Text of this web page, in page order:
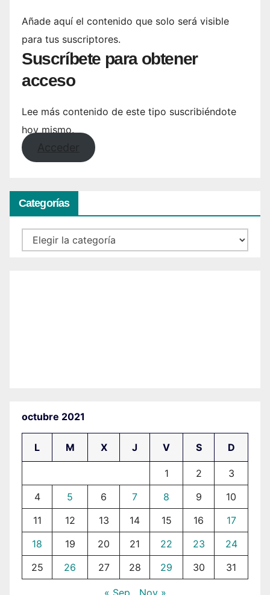
Añade aquí el contenido que solo será visible
para tus suscriptores.
Suscríbete para obtener
acceso
Lee más contenido de este tipo suscribiéndote
hoy mismo.
Acceder
Categorías
Categorías
octubre 2021
L M X J V S D
1 2
3
4
5 6 7 8 9
10
11
12 13 14 15 16
17
18
19 20 21 22 23
24
25
26 27 28 29 30 31
« Sep Nov »